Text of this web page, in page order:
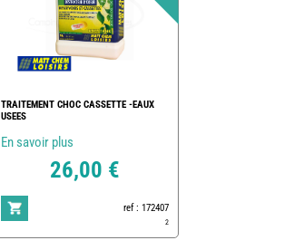
TRAITEMENT CHOC CASSETTE -EAUX
USEES
En savoir plus
26,00 €
ref : 172407
2